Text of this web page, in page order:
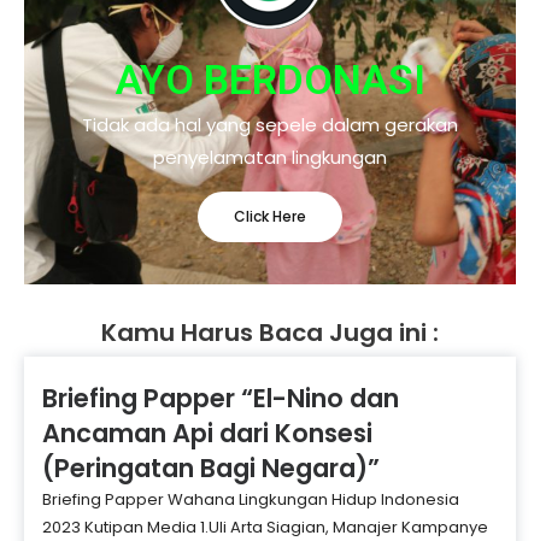
AYO BERDONASI
Tidak ada hal yang sepele dalam gerakan
penyelamatan lingkungan
Click Here
Kamu Harus Baca Juga ini :
Briefing Papper “El-Nino dan
Ancaman Api dari Konsesi
(Peringatan Bagi Negara)”
Briefing Papper Wahana Lingkungan Hidup Indonesia
2023 Kutipan Media 1.Uli Arta Siagian, Manajer Kampanye